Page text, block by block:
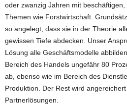
oder zwanzig Jahren mit
Themen wie Forstwirtschaft.
so angelegt, dass sie in der Theorie
gewissen Tiefe abdecken. Unser
Lösung alle Geschäftsmodelle
Bereich des Handels ungefähr 80
ab, ebenso wie im Bereich des
Produktion. Der Rest wird
Partnerlösungen.